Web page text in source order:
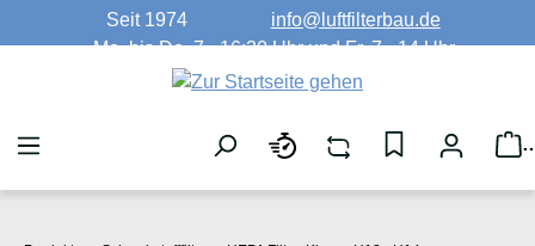
Zum Hauptinhalt springen
Seit 1974
info@luftfilterbau.de
Mo. bis Do. 7 - 16:30 Uhr und Fr. 7 - 14 Uhr